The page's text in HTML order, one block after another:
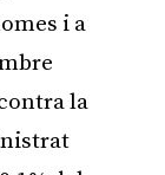
i a
la